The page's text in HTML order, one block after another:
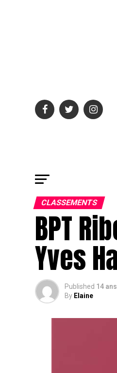
CLASSEMENTS
BPT
Yves
Published 14
By Elaine